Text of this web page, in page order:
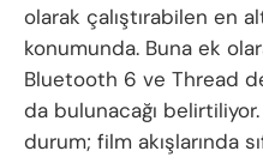
olarak çalıştırabilen en
konumunda. Buna ek
Bluetooth 6 ve Thread
da bulunacağı belirtiliyor.
durum; film akışlarında